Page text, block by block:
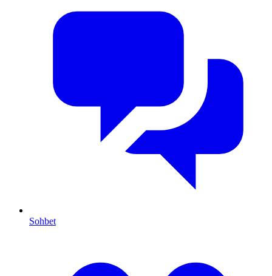
Sohbet